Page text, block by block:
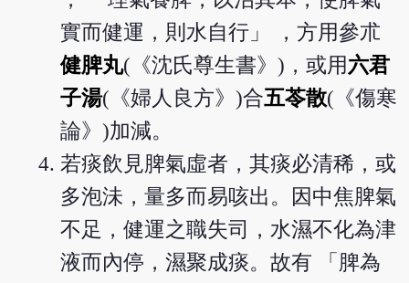
實而健運，則水自行」 ，方用參朮
健脾丸(《沈氏尊生書》)，或用 六君
子湯(《婦人良方》)合五苓散(《傷寒
論》)加減。
若痰飲見脾氣虛者，其痰必清稀，或
多泡沬，量多而易咳出。因中焦脾氣
不足，健運之職失司，水濕不化為津
液而內停，濕聚成痰。故有 「脾為